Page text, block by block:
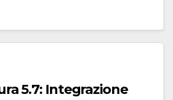
5.7: Integrazione